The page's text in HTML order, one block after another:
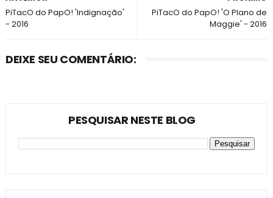
PiTacO do PapO! 'O Plano de
Maggie' - 2016
PiTacO do PapO! 'Indignação'
- 2016
DEIXE SEU COMENTÁRIO:
PESQUISAR NESTE BLOG